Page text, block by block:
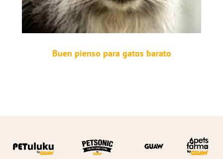
Buen pienso para gatos barato